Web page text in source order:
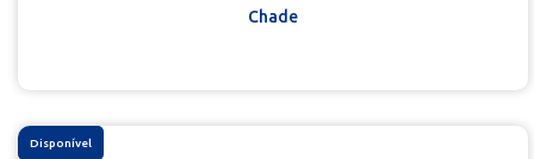
Chade
Disponível